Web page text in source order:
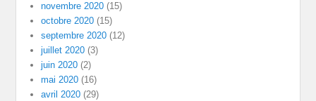
novembre 2020 (15)
octobre 2020 (15)
septembre 2020 (12)
juillet 2020 (3)
juin 2020 (2)
mai 2020 (16)
avril 2020 (29)